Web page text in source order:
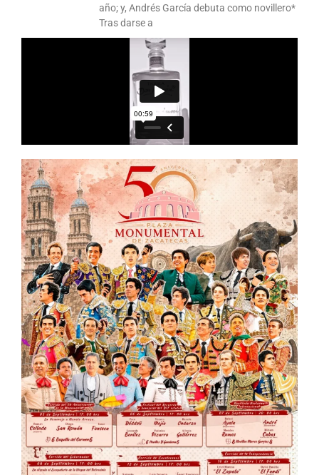
año; y, Andrés García debuta como novillero*
Tras darse a